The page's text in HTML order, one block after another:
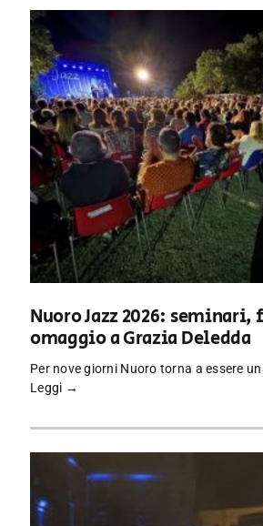
Nuoro Jazz 2026: seminari,
omaggio a Grazia Deledda
Per nove giorni Nuoro torna a essere
Leggi →